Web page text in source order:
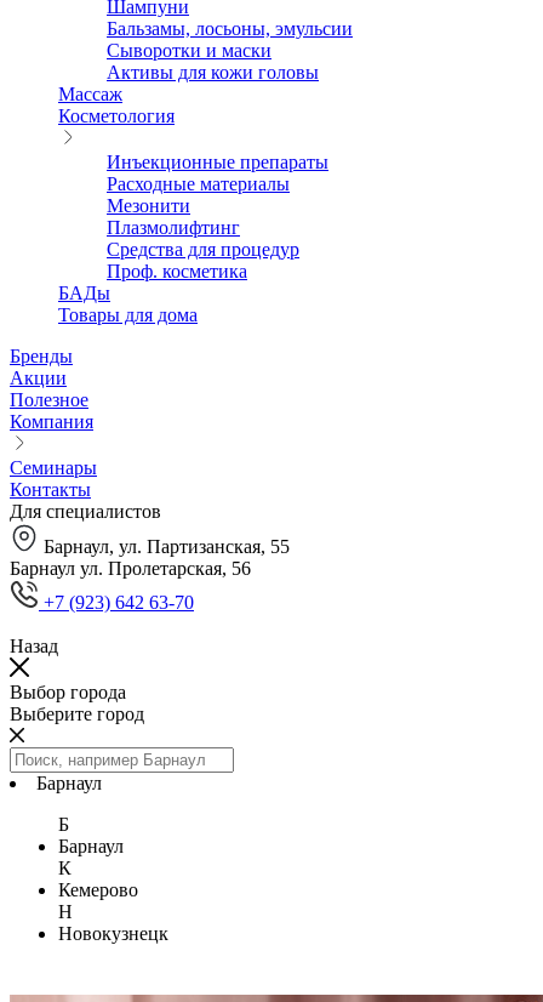
Шампуни
Бальзамы, лосьоны, эмульсии
Сыворотки и маски
Активы для кожи головы
Массаж
Косметология
Инъекционные препараты
Расходные материалы
Мезонити
Плазмолифтинг
Средства для процедур
Проф. косметика
БАДы
Товары для дома
Бренды
Акции
Полезное
Компания
Семинары
Контакты
Для специалистов
Барнаул, ул. Партизанская, 55
Барнаул ул. Пролетарская, 56
+7 (923) 642 63-70
Назад
Выбор города
Выберите город
Барнаул
Б
Барнаул
К
Кемерово
Н
Новокузнецк